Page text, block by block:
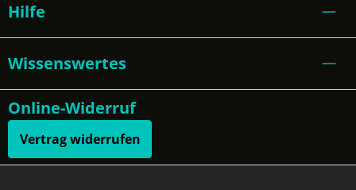
Hilfe
Wissenswertes
Online-Widerruf
Vertrag widerrufen